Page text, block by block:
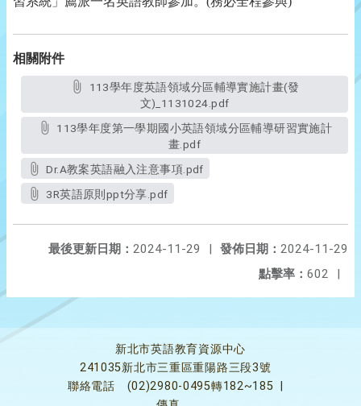
相關附件
文)_1131024.pdf
畫.pdf
Dr.A教案英語融入注意事項.pdf
3R英語原則ppt分享.pdf
發佈日期： 2024-11-29
最後更新日期： 2024-11-29
|
點擊率： 602 |
新北市英語教育資源中心
241035新北市三重區重陽路三段3號
聯絡電話
(02)2980-0495轉182~185